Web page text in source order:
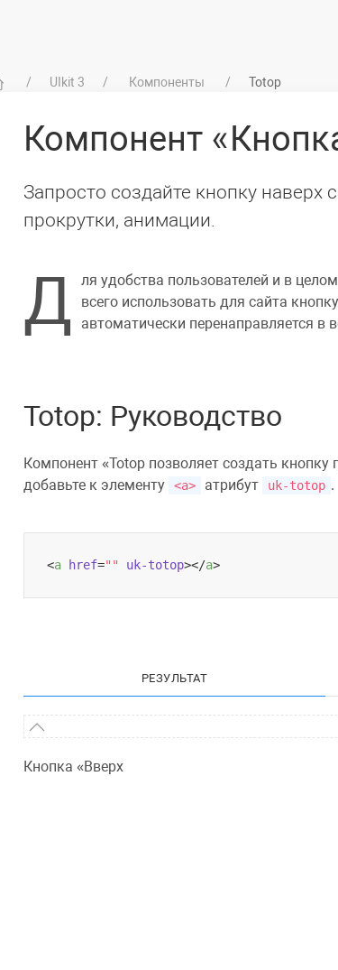
UIkit 3 Компоненты Totop
Компонент
Запросто создайте кнопку наверх
прокрутки, анимации.
Д
ля удобства пользователей и в
всего использовать для сайта кнопку
автоматически перенаправляется в
Totop: Руководство
Компонент Totop позволяет создать
добавьте к элементу
<a> атрибут uk-totop .
<a href="" uk-totop></a>
РЕЗУЛЬТАТ
Кнопка Вверх